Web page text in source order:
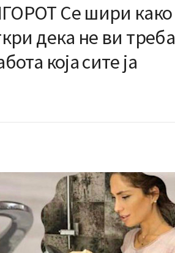
Се шири како
дека не ви треба
која сите ја